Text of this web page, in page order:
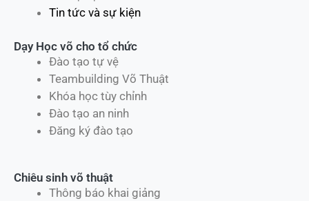
Tin tức và sự kiện
Dạy Học võ cho tổ chức
Đào tạo tự vệ
Teambuilding Võ Thuật
Khóa học tùy chỉnh
Đào tạo an ninh
Đăng ký đào tạo
Chiêu sinh võ thuật
Thông báo khai giảng